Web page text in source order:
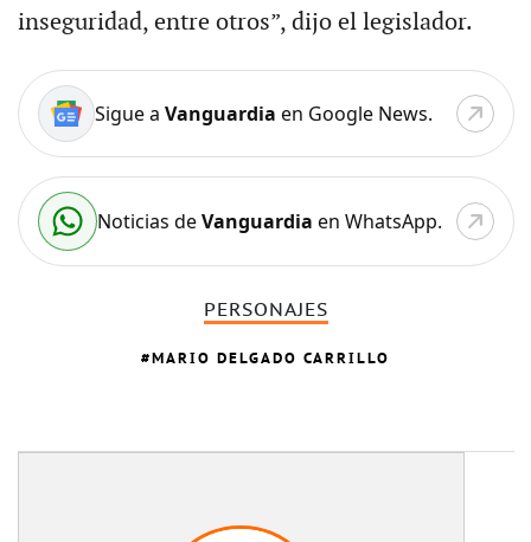
inseguridad, entre otros”, dijo el legislador.
Sigue a Vanguardia en Google News.
Noticias deVanguardia en WhatsApp.
PERSONAJES
MARIO DELGADO CARRILLO